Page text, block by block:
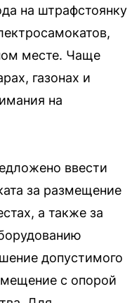
на штрафстоянку
месте. Чаще
газонах и
на
ввести
за размещение
а также за
допустимого
с опорой